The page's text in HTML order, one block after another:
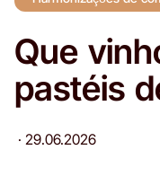
Que
pastéis
· 29.06.2026